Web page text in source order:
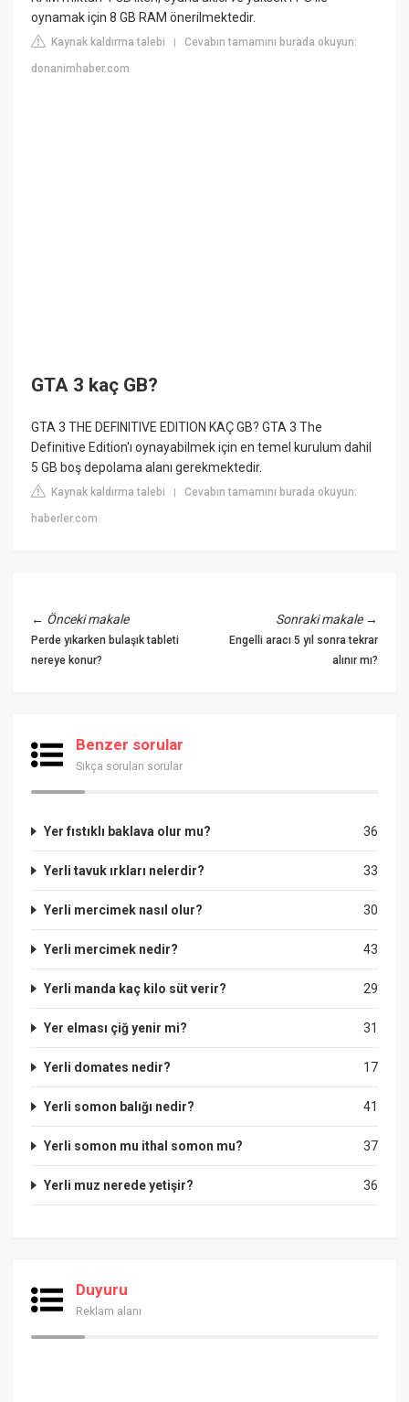
oynamak için 8 GB RAM önerilmektedir.
Kaynak kaldırma talebi |Cevabın tamamını burada okuyun:
donanimhaber.com
GTA 3 kaç GB?
GTA 3 THE DEFINITIVE EDITION KAÇ GB? GTA 3 The
Definitive Edition'ı oynayabilmek için en temel kurulum dahil
5 GB boş depolama alanı gerekmektedir.
Kaynak kaldırma talebi |Cevabın tamamını burada okuyun:
haberler.com
← Önceki makale
Perde yıkarken bulaşık tableti
nereye konur?
Sonraki makale→
Engelli aracı 5 yıl sonra tekrar
alınır mı?
Benzer sorular
Sıkça sorulan sorular
36
Yer fıstıklı baklava olur mu?
33
Yerli tavuk ırkları nelerdir?
30
Yerli mercimek nasıl olur?
43
Yerli mercimek nedir?
29
Yerli manda kaç kilo süt verir?
31
Yer elması çiğ yenir mi?
17
Yerli domates nedir?
41
Yerli somon balığı nedir?
37
Yerli somon mu ithal somon mu?
36
Yerli muz nerede yetişir?
Duyuru
Reklam alanı